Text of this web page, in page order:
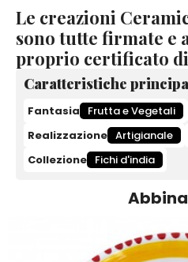
Le creazioni
sono tutte firmate e
proprio certificato
Caratteristiche
Fantasia Frutta e Vegetali
Realizzazione Artigianale
Collezione Fichi d'india